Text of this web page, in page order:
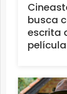
busca
escrita